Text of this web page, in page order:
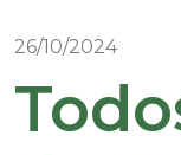
26/10/2024